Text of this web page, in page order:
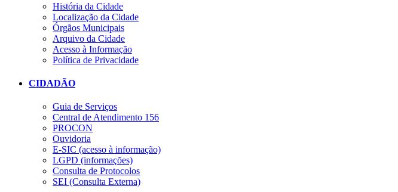
História da Cidade
Localização da Cidade
Órgãos Municipais
Arquivo da Cidade
Acesso à Informação
Política de Privacidade
CIDADÃO
Guia de Serviços
Central de Atendimento 156
PROCON
Ouvidoria
E-SIC (acesso à informação)
LGPD (informações)
Consulta de Protocolos
SEI (Consulta Externa)